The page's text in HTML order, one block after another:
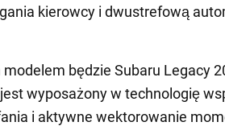
kierowcy i dwustrefową
będzie Subaru Legacy
wyposażony w technologię
i aktywne wektorowanie